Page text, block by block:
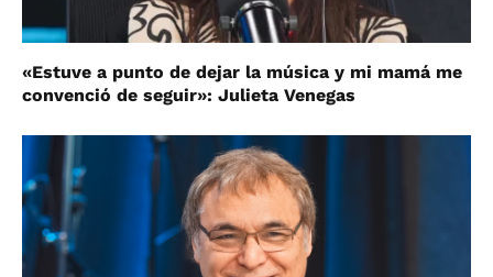
«Estuve a punto de dejar la música y mi mamá me
convenció de seguir»: Julieta Venegas